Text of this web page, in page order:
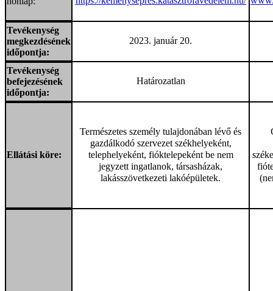
Tevékenység
megkezdésének
időpontja:
2023. január 20.
Tevékenység
befejezésének
időpontja:
Határozatlan
Ellátási köre:
Természetes személy tulajdonában lévő és
gazdálkodó szervezet székhelyeként,
telephelyeként, fióktelepeként be nem
jegyzett ingatlanok, társasházak,
lakásszövetkezeti lakóépületek.